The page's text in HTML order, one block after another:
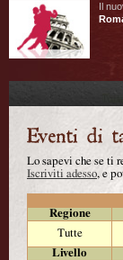
Il
Lo sapevi che se ti
Iscriviti adesso, e
Regione
Tutte
Livello